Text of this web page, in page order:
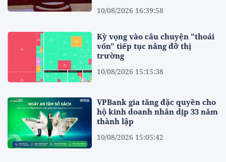
10/08/2026 16:39:58
Kỳ vọng vào câu chuyện "thoái
vốn" tiếp tục nâng đỡ thị
trường
10/08/2026 15:15:38
VPBank gia tăng đặc quyền cho
hộ kinh doanh nhân dịp 33 năm
thành lập
10/08/2026 15:05:42